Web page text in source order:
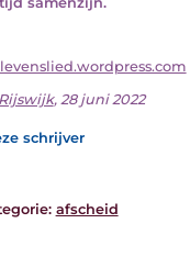
, 28 juni 2022
schrijver
afscheid